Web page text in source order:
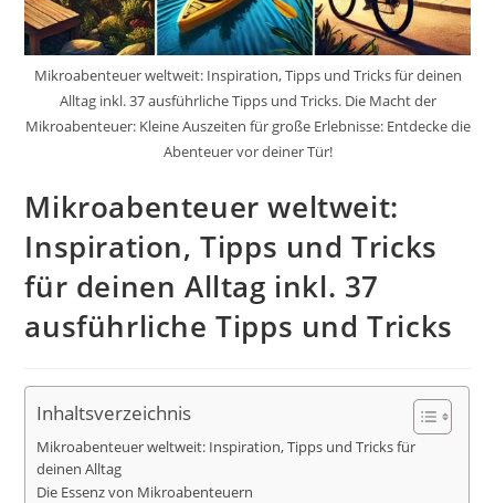
Mikroabenteuer weltweit: Inspiration, Tipps und Tricks für deinen
Alltag inkl. 37 ausführliche Tipps und Tricks. Die Macht der
Mikroabenteuer: Kleine Auszeiten für große Erlebnisse: Entdecke die
Abenteuer vor deiner Tür!
Mikroabenteuer weltweit:
Inspiration, Tipps und Tricks
für deinen Alltag inkl. 37
ausführliche Tipps und Tricks
Inhaltsverzeichnis
Mikroabenteuer weltweit: Inspiration, Tipps und Tricks für
deinen Alltag
Die Essenz von Mikroabenteuern